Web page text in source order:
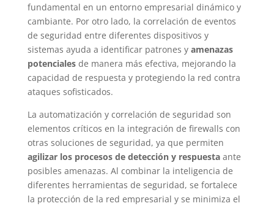
fundamental en un entorno empresarial dinámico y
cambiante. Por otro lado, la correlación de eventos
de seguridad entre diferentes dispositivos y
sistemas ayuda a identificar patrones yamenazas
potencialesde manera más efectiva, mejorando la
capacidad de respuesta y protegiendo la red contra
ataques sofisticados.
La automatización y correlación de seguridad son
elementos críticos en la integración de firewalls con
otras soluciones de seguridad, ya que permiten
agilizar los procesos de detección y respuestaante
posibles amenazas. Al combinar la inteligencia de
diferentes herramientas de seguridad, se fortalece
la protección de la red empresarial y se minimiza el